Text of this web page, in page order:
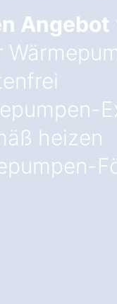
Angebot
heizen